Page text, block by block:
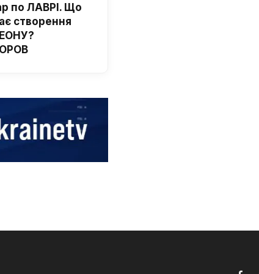
по ЛАВРІ. Що
створення